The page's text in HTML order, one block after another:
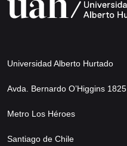
Universidad Alberto Hurtado
Avda. Bernardo O’Higgins 1825
Metro Los Héroes
Santiago de Chile